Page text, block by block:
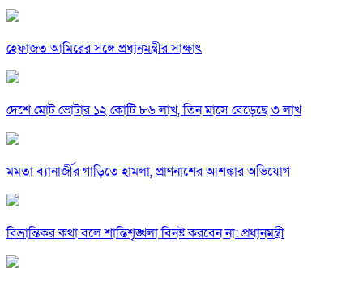
হেফাজত আমিরের সঙ্গে প্রধানমন্ত্রীর সাক্ষাৎ
দেশে মোট ভোটার ১২ কোটি ৮৬ লাখ, তিন মাসে বেড়েছে ৩ লাখ
মমতা ব্যানার্জীর গাড়িতে হামলা, প্রাণনাশের আশঙ্কার অভিযোগ
বিভ্রান্তিকর কথা বলে শান্তিশৃঙ্খলা বিনষ্ট করবেন না: প্রধানমন্ত্রী